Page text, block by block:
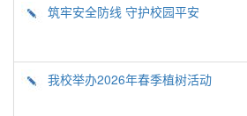
筑牢安全防线 守护校园平安
我校举办2026年春季植树活动